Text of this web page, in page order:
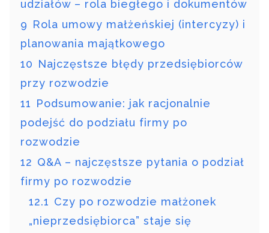
udziałów – rola biegłego i dokumentów
9 Rola umowy małżeńskiej (intercyzy) i
planowania majątkowego
10 Najczęstsze błędy przedsiębiorców
przy rozwodzie
11 Podsumowanie: jak racjonalnie
podejść do podziału firmy po
rozwodzie
12 Q&A – najczęstsze pytania o podział
firmy po rozwodzie
12.1 Czy po rozwodzie małżonek
„nieprzedsiębiorca” staje się